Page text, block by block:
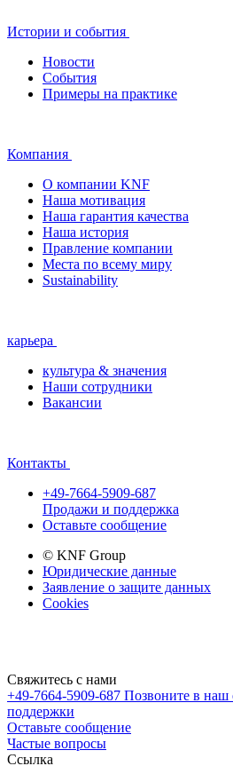
Истории и события
Новости
События
Примеры на практике
Компания
О компании KNF
Наша мотивация
Наша гарантия качества
Наша история
Правление компании
Места по всему миру
Sustainability
карьера
культура & значения
Наши сотрудники
Вакансии
Контакты
+49-7664-5909-687
Продажи и поддержка
Оставьте сообщение
© KNF Group
Юридические данные
Заявление о защите данных
Cookies
Свяжитесь с нами
+49-7664-5909-687 Позвоните в наш
поддержки
Оставьте сообщение
Частые вопросы
Cсылка